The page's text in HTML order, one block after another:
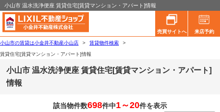
小山市 温水洗浄便座 賃貸住宅[賃貸マンション・アパート]情報
売買サイトへ 来店予約
小山市の賃貸は小金井不動産小山店 > 賃貸物件検索 >
賃貸住宅[賃貸マンション・アパート]情報
小山市 温水洗浄便座 賃貸住宅[賃貸マンション・アパート]
情報
該当物件数698件中1～20件を表示